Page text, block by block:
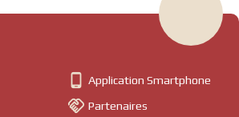
 Application Smartphone
 Partenaires